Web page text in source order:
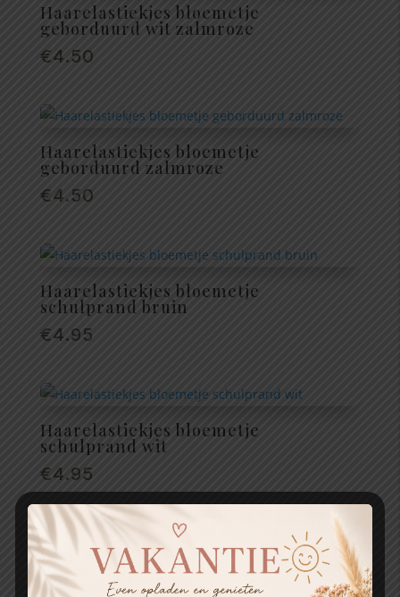
Haarelastiekjes bloemetje
geborduurd wit zalmroze
€4.50
Haarelastiekjes bloemetje
geborduurd zalmroze
€4.50
Haarelastiekjes bloemetje
schulprand bruin
€4.95
Haarelastiekjes bloemetje
schulprand wit
€4.95
Haarelastiekjes bloemetjes
schulprand crème